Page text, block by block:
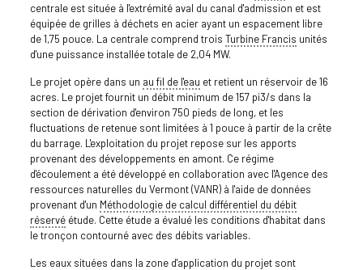
centrale est située à l'extrémité aval du canal d'admission et est
équipée de grilles à déchets en acier ayant un espacement libre
de 1,75 pouce. La centrale comprend trois Turbine Francis unités
d'une puissance installée totale de 2,04 MW.
Le projet opère dans un au fil de l'eau et retient un réservoir de 16
acres. Le projet fournit un débit minimum de 157 pi3/s dans la
section de dérivation d'environ 750 pieds de long, et les
fluctuations de retenue sont limitées à 1 pouce à partir de la crête
du barrage. L'exploitation du projet repose sur les apports
provenant des développements en amont. Ce régime
d'écoulement a été développé en collaboration avec l'Agence des
ressources naturelles du Vermont (VANR) à l'aide de données
provenant d'un Méthodologie de calcul différentiel du débit
réservéétude. Cette étude a évalué les conditions d'habitat dans
le tronçon contourné avec des débits variables.
Les eaux situées dans la zone d'application du projet sont